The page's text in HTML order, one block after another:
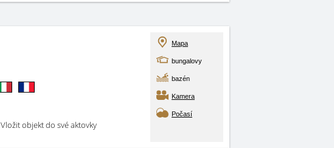
Vložit objekt do své aktovky
Mapa
bungalovy
bazén
Kamera
Počasí